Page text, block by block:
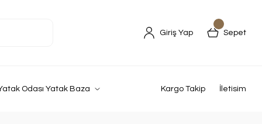
Giriş Yap Sepet
Odası Yatak Baza Kargo Takip İletisim